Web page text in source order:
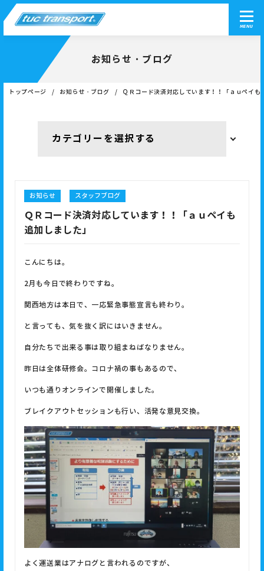
MENU
お知らせ・ブログ
トップページ お知らせ・ブログ ＱＲコード決済対応しています！！「ａｕペイも
お知らせ スタッフブログ
ＱＲコード決済対応しています！！「ａｕペイも
追加しました」
こんにちは。
2月も今日で終わりですね。
関西地方は本日で、一応緊急事態宣言も終わり。
と言っても、気を抜く訳にはいきません。
自分たちで出来る事は取り組まねばなりません。
昨日は全体研修会。コロナ禍の事もあるので、
いつも通りオンラインで開催しました。
ブレイクアウトセッションも行い、活発な意見交換。
よく運送業はアナログと言われるのですが、